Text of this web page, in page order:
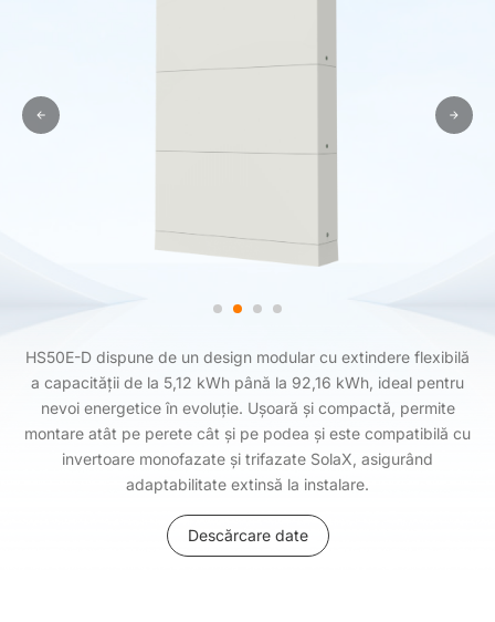
HS50E-D dispune de un design modular cu extindere flexibilă
a capacității de la 5,12 kWh până la 92,16 kWh, ideal pentru
nevoi energetice în evoluție. Ușoară și compactă, permite
montare atât pe perete cât și pe podea și este compatibilă cu
invertoare monofazate și trifazate SolaX, asigurând
adaptabilitate extinsă la instalare.
Descărcare date